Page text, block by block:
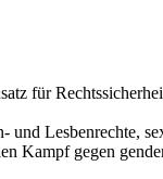
für
und Lesbenrechte,
Kampf gegen